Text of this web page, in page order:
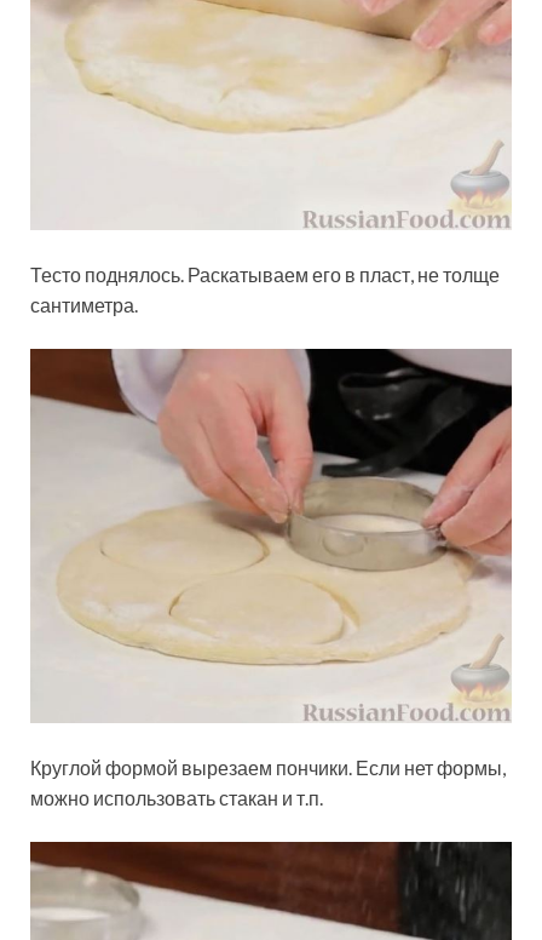
Тесто поднялось. Раскатываем его в пласт, не толще
сантиметра.
Круглой формой вырезаем пончики. Если нет формы,
можно использовать стакан и т.п.